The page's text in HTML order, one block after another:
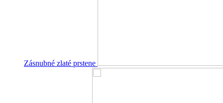
Zásnubné zlaté prstene